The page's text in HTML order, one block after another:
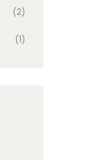
(2)
(1)